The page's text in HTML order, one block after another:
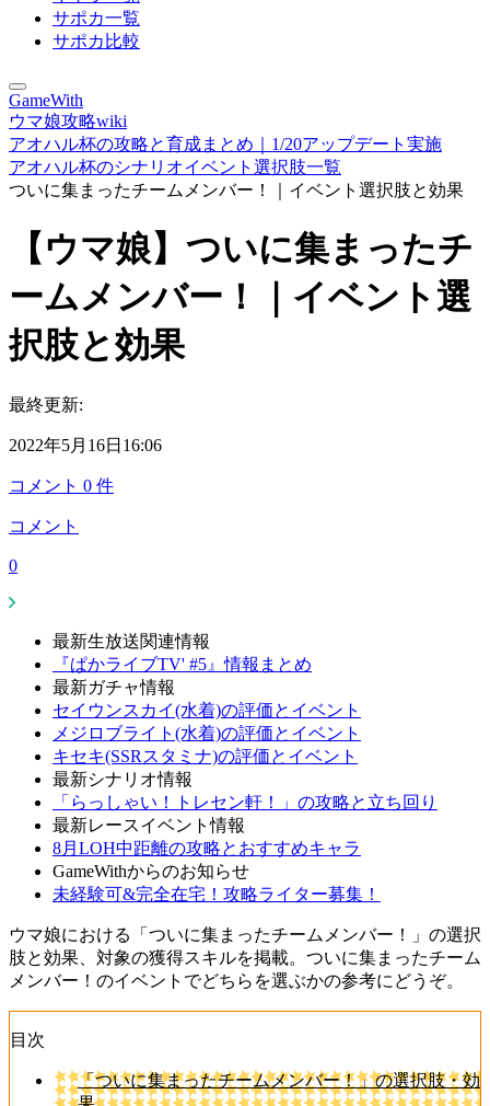
サポカ一覧
サポカ比較
GameWith
ウマ娘攻略wiki
アオハル杯の攻略と育成まとめ｜1/20アップデート実施
アオハル杯のシナリオイベント選択肢一覧
ついに集まったチームメンバー！｜イベント選択肢と効果
【ウマ娘】ついに集まったチ
ームメンバー！｜イベント選
択肢と効果
最終更新:
2022年5月16日16:06
コメント 0 件
コメント
0
最新生放送関連情報
『ぱかライブTV' #5』情報まとめ
最新ガチャ情報
セイウンスカイ(水着)の評価とイベント
メジロブライト(水着)の評価とイベント
キセキ(SSRスタミナ)の評価とイベント
最新シナリオ情報
「らっしゃい！トレセン軒！」の攻略と立ち回り
最新レースイベント情報
8月LOH中距離の攻略とおすすめキャラ
GameWithからのお知らせ
未経験可&完全在宅！攻略ライター募集！
ウマ娘における「ついに集まったチームメンバー！」の選択
肢と効果、対象の獲得スキルを掲載。ついに集まったチーム
メンバー！のイベントでどちらを選ぶかの参考にどうぞ。
目次
「ついに集まったチームメンバー！」の選択肢・効